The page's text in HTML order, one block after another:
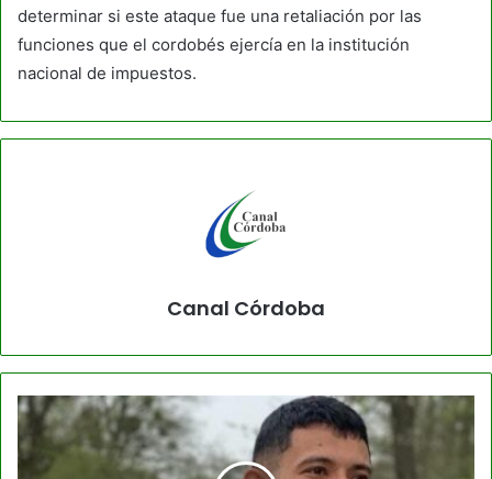
determinar si este ataque fue una retaliación por las
funciones que el cordobés ejercía en la institución
nacional de impuestos.
Canal Córdoba